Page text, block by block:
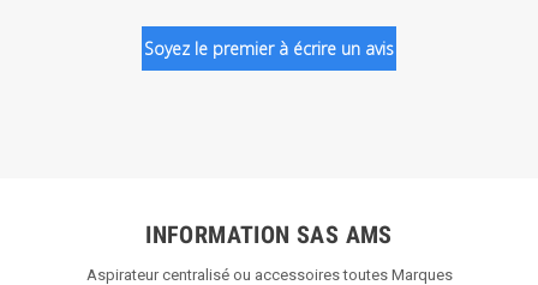
Soyez le premier à écrire un avis
INFORMATION SAS AMS
Aspirateur centralisé ou accessoires toutes Marques